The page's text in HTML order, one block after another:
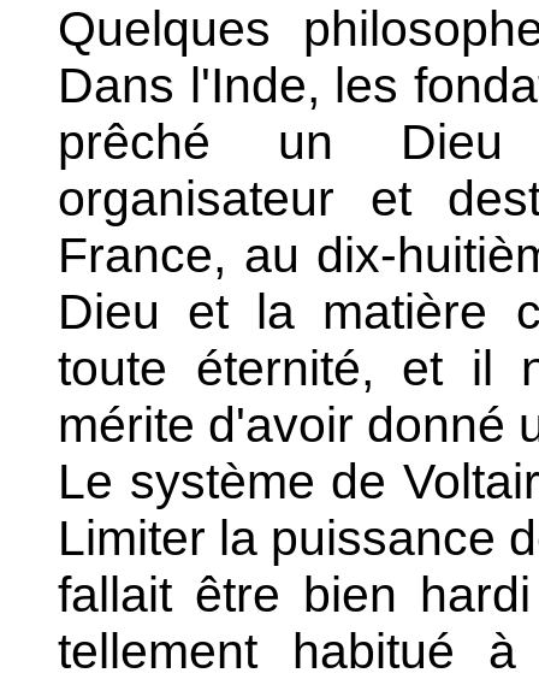
Quelques
Dans l'Inde, les
prêché un Dieu
organisateur et
France, au dix-
Dieu et la matière
toute éternité, et il
mérite d'avoir donné
Le système de
Limiter la puissance
fallait être bien
tellement habitué